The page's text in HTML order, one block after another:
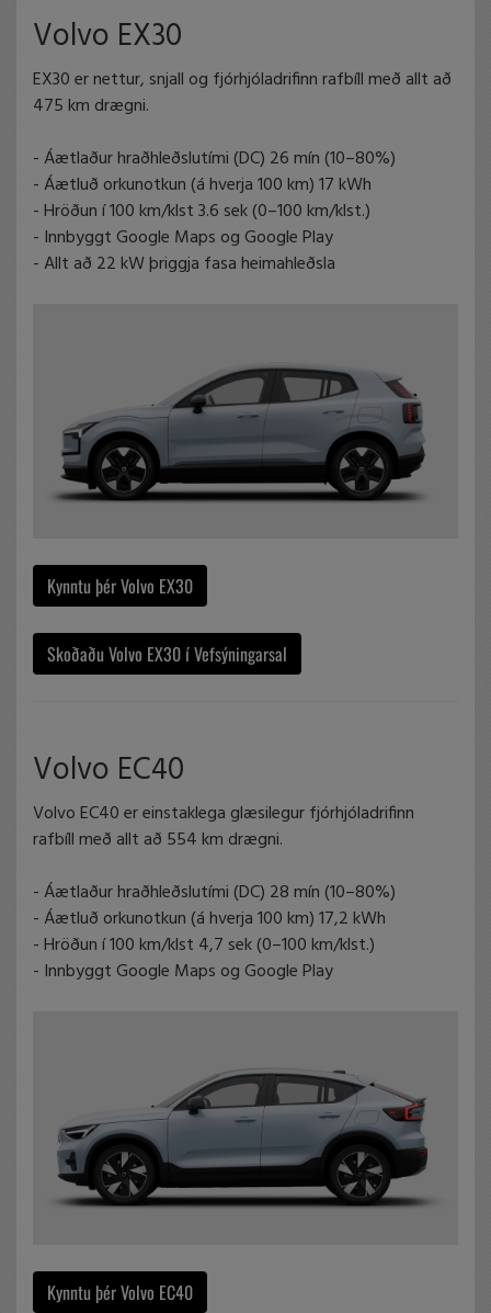
Volvo EX30
EX30 er nettur, snjall og fjórhjóladrifinn rafbíll með allt að
475 km drægni.
- Áætlaður hraðhleðslutími (DC) 26 mín (10–80%)
- Áætluð orkunotkun (á hverja 100 km) 17 kWh
- Hröðun í 100 km/klst 3.6 sek (0–100 km/klst.)
- Innbyggt Google Maps og Google Play
- Allt að 22 kW þriggja fasa heimahleðsla
Kynntu þér Volvo EX30
Skoðaðu Volvo EX30 í Vefsýningarsal
Volvo EC40
Volvo EC40 er einstaklega glæsilegur fjórhjóladrifinn
rafbíll með allt að 554 km drægni.
- Áætlaður hraðhleðslutími (DC) 28 mín (10–80%)
- Áætluð orkunotkun (á hverja 100 km) 17,2 kWh
- Hröðun í 100 km/klst 4,7 sek (0–100 km/klst.)
- Innbyggt Google Maps og Google Play
Kynntu þér Volvo EC40